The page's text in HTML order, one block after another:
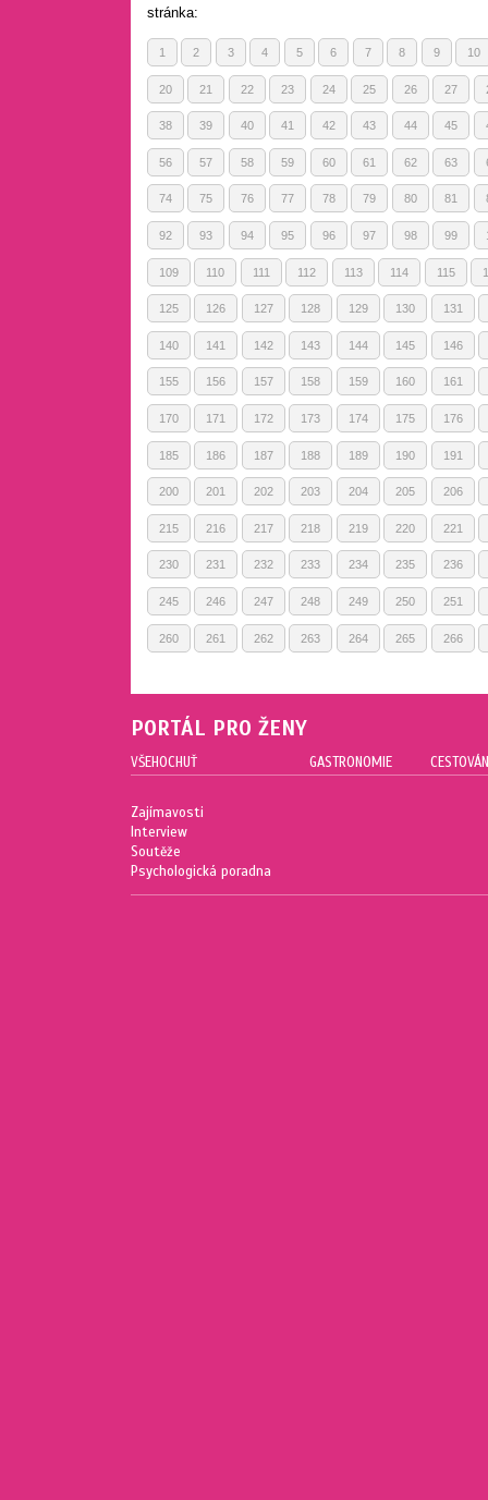
stránka:
1 2 3 4 5 6 7 8 9 10
20 21 22 23 24 25 26 27
38 39 40 41 42 43 44 45
56 57 58 59 60 61 62 63
74 75 76 77 78 79 80 81
92 93 94 95 96 97 98 99
109 110 111 112 113 114 115
125 126 127 128 129 130 131
140 141 142 143 144 145 146
155 156 157 158 159 160 161
170 171 172 173 174 175 176
185 186 187 188 189 190 191
200 201 202 203 204 205 206
215 216 217 218 219 220 221
230 231 232 233 234 235 236
245 246 247 248 249 250 251
260 261 262 263 264 265 266
PORTÁL PRO ŽENY
VŠEHOCHUŤ
Zajímavosti
Interview
Soutěže
Psychologická poradna
GASTRONOMIE